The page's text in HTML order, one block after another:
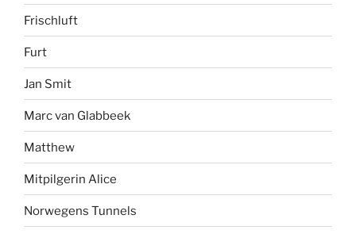
Frischluft
Furt
Jan Smit
Marc van Glabbeek
Matthew
Mitpilgerin Alice
Norwegens Tunnels